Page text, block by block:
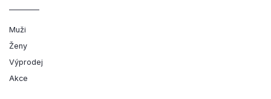
Muži
Ženy
Výprodej
Akce